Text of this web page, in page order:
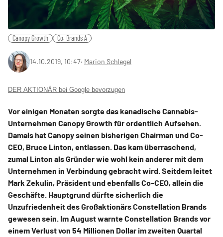
Canopy Growth Co. Brands A
14.10.2019, 10:47‧ Marion Schlegel
DER AKTIONÄR bei Google bevorzugen
Vor einigen Monaten sorgte das kanadische Cannabis-
Unternehmen Canopy Growth für ordentlich Aufsehen.
Damals hat Canopy seinen bisherigen Chairman und Co-
CEO, Bruce Linton, entlassen. Das kam überraschend,
zumal Linton als Gründer wie wohl kein anderer mit dem
Unternehmen in Verbindung gebracht wird. Seitdem leitet
Mark Zekulin, Präsident und ebenfalls Co-CEO, allein die
Geschäfte. Hauptgrund dürfte sicherlich die
Unzufriedenheit des Großaktionärs Constellation Brands
gewesen sein. Im August warnte Constellation Brands vor
einem Verlust von 54 Millionen Dollar im zweiten Quartal